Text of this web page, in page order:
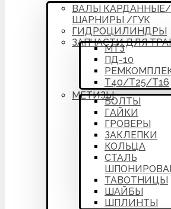
ВАЛЫ КАРДАННЫЕ/
ШАРНИРЫ /ГУК
ГИДРОЦИЛИНДРЫ
ЗАПЧАСТИ ДЛЯ
МТЗ
ПД-10
Т40/Т25/Т16
МЕТИЗЫ
БОЛТЫ
ГАЙКИ
ГРОВЕРЫ
ЗАКЛЕПКИ
КОЛЬЦА
СТАЛЬ
ТАВОТНИЦЫ
ШАЙБЫ
ШПЛИНТЫ